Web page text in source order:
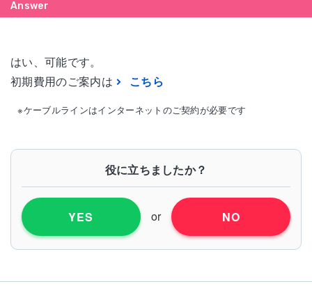
はい、可能です。
初期費用のご案内は
こちら
※ケーブルラインはインターネットのご契約が必要です
役に立ちましたか？
YES or NO